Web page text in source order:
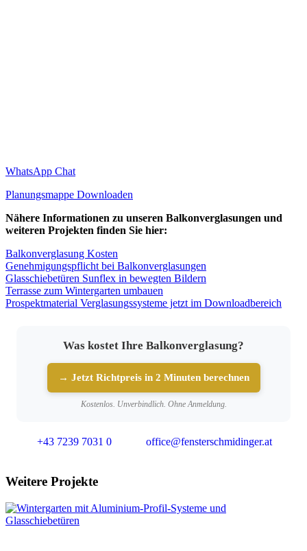
WhatsApp Chat
Planungsmappe Downloaden
Nähere Informationen zu unseren Balkonverglasungen und
weiteren Projekten finden Sie hier:
Balkonverglasung Kosten
Genehmigungspflicht bei Balkonverglasungen
Glasschiebetüren Sunflex in bewegten Bildern
Terrasse zum Wintergarten umbauen
Prospektmaterial Verglasungssysteme jetzt im Downloadbereich
Was kostet Ihre Balkonverglasung?
→ Jetzt Richtpreis in 2 Minuten berechnen
Kostenlos. Unverbindlich. Ohne Anmeldung.
+43 7239 7031 0 office@fensterschmidinger.at
Weitere Projekte